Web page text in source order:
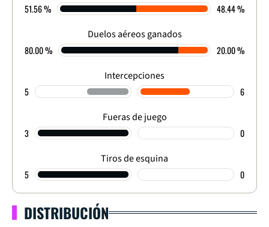
51.56 % 48.44 %
Duelos aéreos ganados
80.00 % 20.00 %
Intercepciones
5 6
Fueras de juego
3 0
Tiros de esquina
5 0
DISTRIBUCIÓN